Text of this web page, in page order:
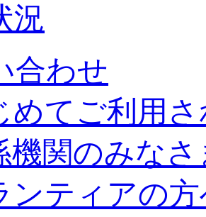
況
合わせ
めてご利用
機関のみな
ンティアの